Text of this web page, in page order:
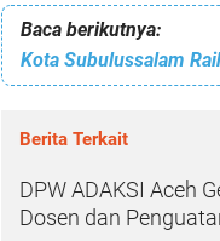
Baca berikutnya:
Berita Terkait
DPW ADAKSI Aceh
Dosen dan